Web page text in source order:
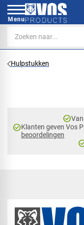
Menu
Hulpstukken
check_circle
check_circleKlanten geven Vos
beoordelingen